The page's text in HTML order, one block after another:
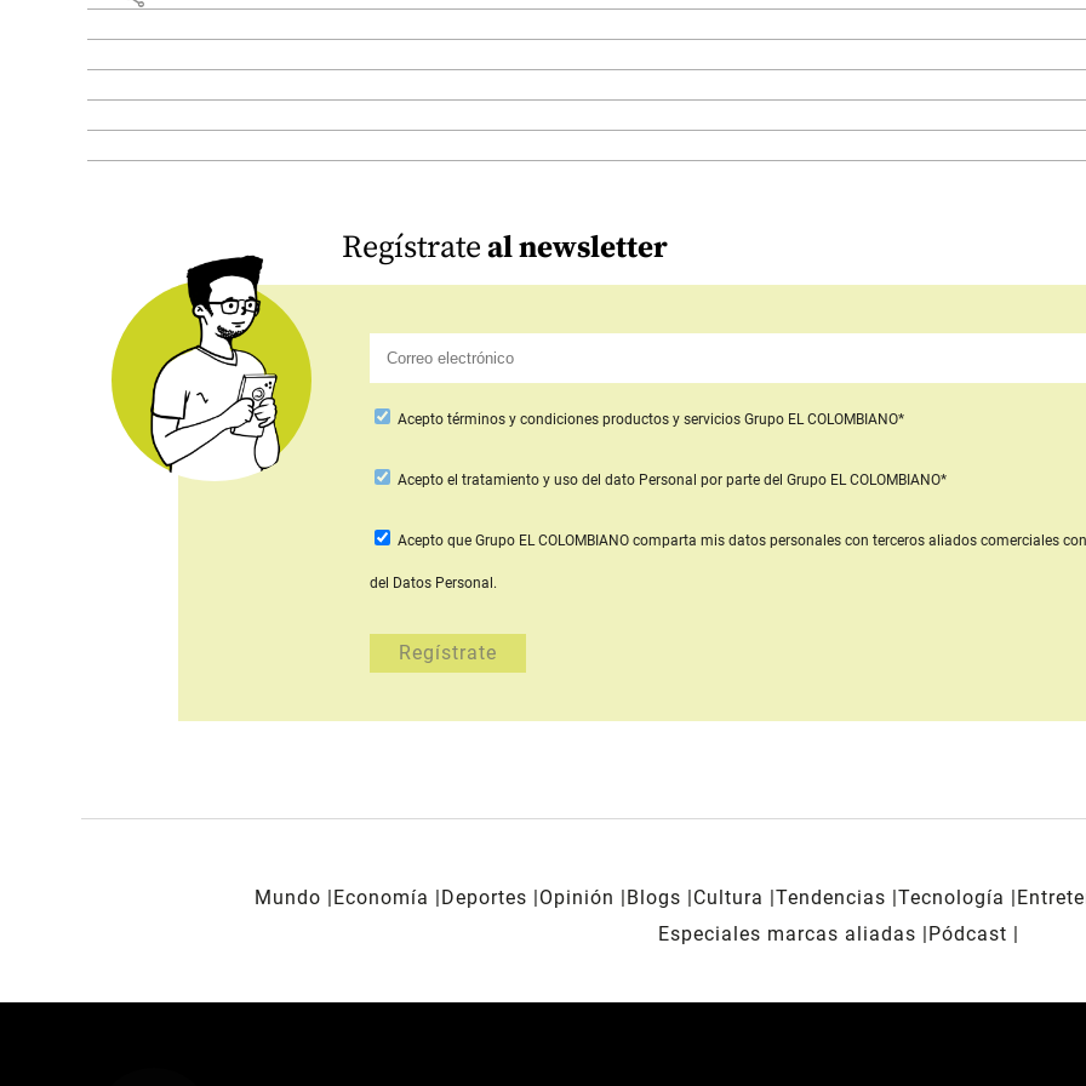
Regístrateal newsletter
Acepto términos y condiciones productos y servicios Grupo EL COLOMBIANO*
Aceptoel tratamiento y uso del dato Personal por parte del Grupo EL COLOMBIANO*
Acepto que Grupo EL COLOMBIANO comparta mis datos personales con terceros aliados comerciales
del Datos Personal.
Mundo Economía Deportes Opinión Blogs Cultura Tendencias Tecnología
Especiales marcas aliadas
Pódcast